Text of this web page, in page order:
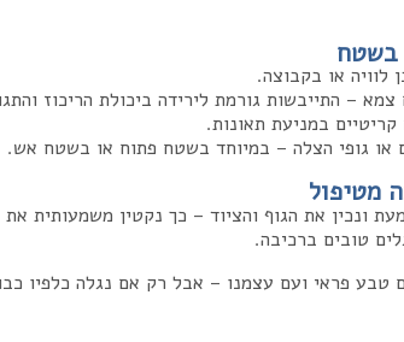
בשטח
או בקבוצה.
– התייבשות גורמת לירידה ביכולת הריכוז
במניעת תאונות.
או גופי הצלה – במיוחד בשטח פתוח או בשטח אש.
מטיפול
ונכין את הגוף והציוד – כך נקטין משמעותית
טובים ברכיבה.
פראי ועם עצמנו – אבל רק אם נגלה כלפיו